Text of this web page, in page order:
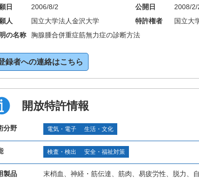
日
2006/8/2 公開日
2008/2/
人
国立大学法人金沢大学 特許権者 国立大
の名称
胸腺腫合併重症筋無力症の診断方法
録者への連絡はこちら
開放特許情報
分野 電気・電子 生活・文化
検査・検出 安全・福祉対策
製品 末梢血、神経・筋伝達、筋肉、易疲労性、脱力、